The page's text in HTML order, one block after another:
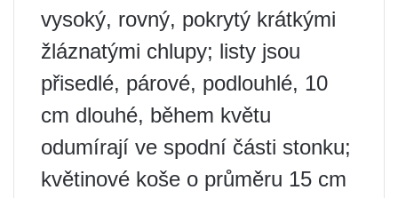
vysoký, rovný, pokrytý krátkými
žláznatými chlupy; listy jsou
přisedlé, párové, podlouhlé, 10
cm dlouhé, během květu
odumírají ve spodní části stonku;
květinové koše o průměru 15 cm